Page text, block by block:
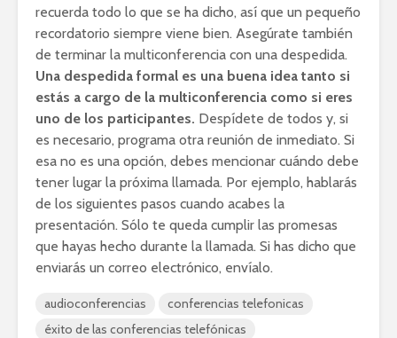
recuerda todo lo que se ha dicho, así que un pequeño
recordatorio siempre viene bien. Asegúrate también
de terminar la multiconferencia con una despedida.
Una despedida formal es una buena idea tanto si
estás a cargo de la multiconferencia como si eres
uno de los participantes. Despídete de todos y, si
es necesario, programa otra reunión de inmediato. Si
esa no es una opción, debes mencionar cuándo debe
tener lugar la próxima llamada. Por ejemplo, hablarás
de los siguientes pasos cuando acabes la
presentación. Sólo te queda cumplir las promesas
que hayas hecho durante la llamada. Si has dicho que
enviarás un correo electrónico, envíalo.
audioconferencias
conferencias telefonicas
éxito de las conferencias telefónicas